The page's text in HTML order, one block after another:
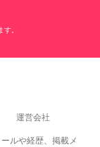
。
運営会社
ルや経歴、掲載メ